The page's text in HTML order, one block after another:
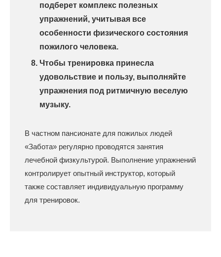
подберет комплекс полезных
упражнений, учитывая все
особенности физического состояния
пожилого человека.
Чтобы тренировка принесла
удовольствие и пользу, выполняйте
упражнения под ритмичную веселую
музыку.
В частном пансионате для пожилых людей
«Забота» регулярно проводятся занятия
лечебной физкультурой. Выполнение упражнений
контролирует опытный инструктор, который
также составляет индивидуальную программу
для тренировок.